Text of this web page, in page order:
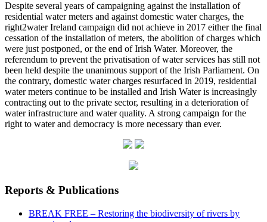
Despite several years of campaigning against the installation of
residential water meters and against domestic water charges, the
right2water Ireland campaign did not achieve in 2017 either the final
cessation of the installation of meters, the abolition of charges which
were just postponed, or the end of Irish Water. Moreover, the
referendum to prevent the privatisation of water services has still not
been held despite the unanimous support of the Irish Parliament. On
the contrary, domestic water charges resurfaced in 2019, residential
water meters continue to be installed and Irish Water is increasingly
contracting out to the private sector, resulting in a deterioration of
water infrastructure and water quality. A strong campaign for the
right to water and democracy is more necessary than ever.
Reports & Publications
BREAK FREE – Restoring the biodiversity of rivers by